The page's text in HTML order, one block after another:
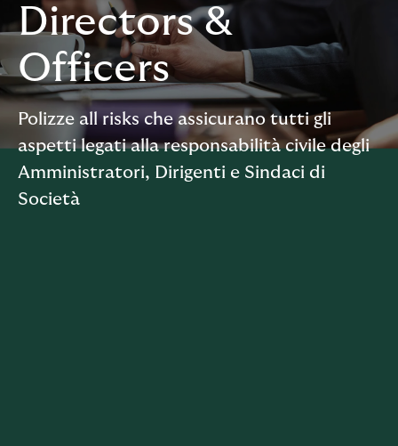
Directors &
Officers
Polizze all risks che assicurano tutti gli
aspetti legati alla responsabilità civile degli
Amministratori, Dirigenti e Sindaci di
Società